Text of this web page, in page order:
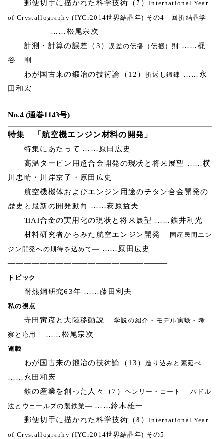
郵便切手に描かれた科学技術（7） International Year
of Crystallography (IYCr2014世界結晶年) その4 回折結晶学
……松尾宗次
計測・計算の誤差（3）誤差の伝播（伝搬）則
……梶
谷 剛
わが国古来の鍛冶の技術論（12） 折返し鍛錬 ……永
田和宏
No.4 (通巻1143号)
特集 「航空機エンジン材料の開発」
特集にあたって ……原田広史
高温タービン用超合金開発の現状と将来展望 ……横
川忠晴・川岸京子・原田広史
航空機機体およびエンジン用途のチタン合金開発の
歴史と最新の開発動向 ……萩原益夫
TiAl合金の実用化の現状と将来展望 ……鉄井利光
材料研究者からみた航空エンジン開発 ―国産民間エン
ジン開発への期待を込めて― ……原田広史
————————————————————
トピック
耐熱鋼研究63年 ……藤田利夫
私の視点
寺田寅彦と大陸移動説―学説の紹介・モデル実験・考
察と応用― ……松尾宗次
連載
わが国古来の鍛冶の技術論（13） 造り込みと素延べ
……永田和宏
鉄の産業を創った人々（7） ヘンリー・コート ―パドル
法とウェールズの製鉄業― ……鈴木雄一
郵便切手に描かれた科学技術（8） International Year
of Crystallography (IYCr2014世界結晶年) その5